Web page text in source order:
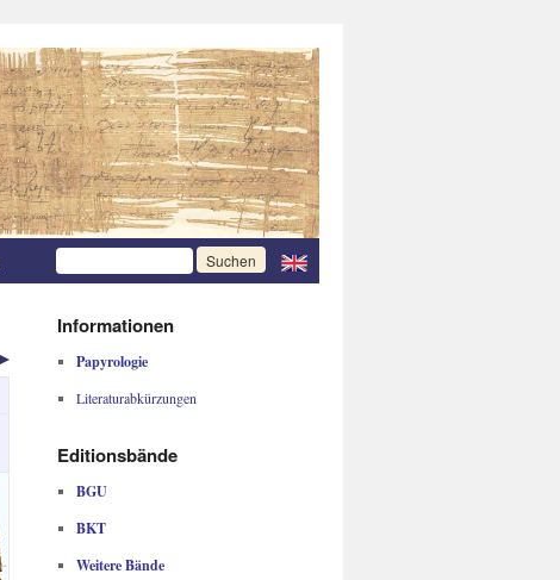
Informationen
Papyrologie
Literaturabkürzungen
Editionsbände
BGU
BKT
Weitere Bände